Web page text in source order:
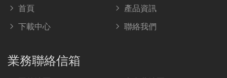
首頁
產品資訊
下載中心
聯絡我們
業務聯絡信箱